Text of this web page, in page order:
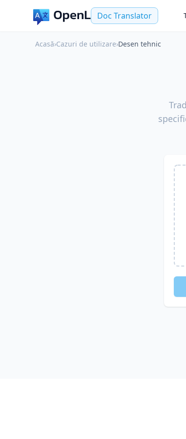
Doc Translator
Acasă›Cazuri de utilizare›Desen tehnic